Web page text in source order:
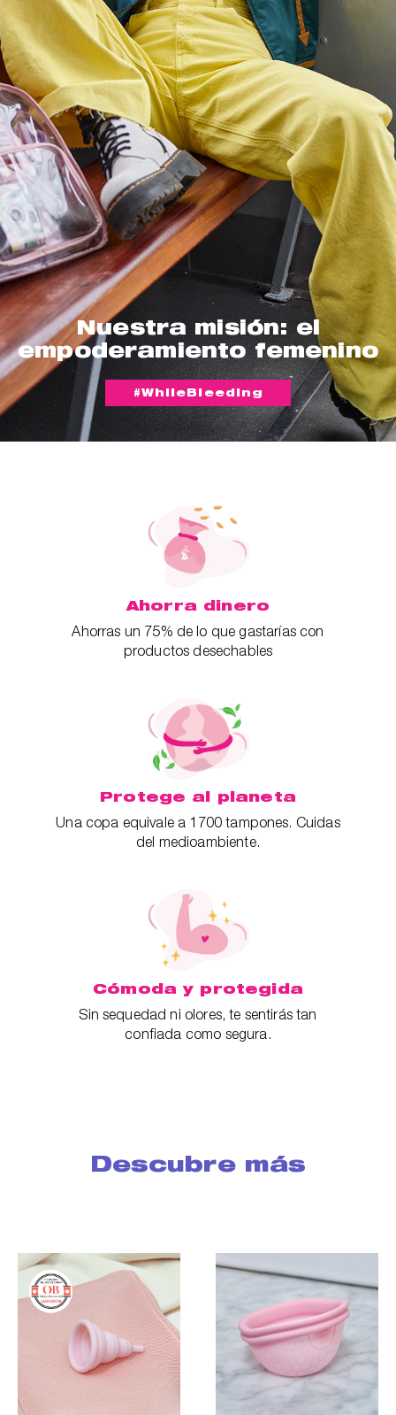
Nuestra misión: el
empoderamiento femenino
#WhileBleeding
Ahorra dinero
Ahorras un 75% de lo que gastarías con
productos desechables
Protege al planeta
Una copa equivale a 1700 tampones. Cuidas
del medioambiente.
Cómoda y protegida
Sin sequedad ni olores, te sentirás tan
confiada como segura.
Descubre más